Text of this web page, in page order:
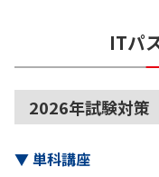
ITパ
2026年試験対策
▼単科講座